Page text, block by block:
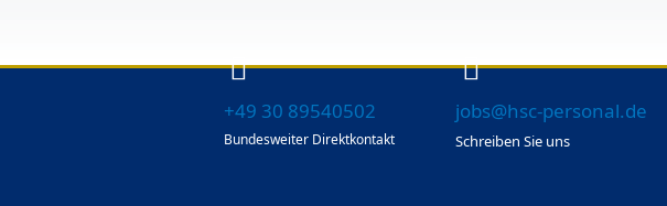
+49 30 89540502
Bundesweiter Direktkontakt
jobs@hsc-personal.de
Schreiben Sie uns